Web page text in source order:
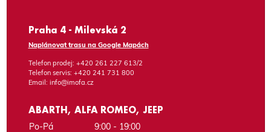
Praha 4 - Milevská 2
Naplánovat trasu na Google Mapách
Telefon prodej: +420 261 227 613/2
Telefon servis: +420 241 731 800
Email: info@imofa.cz
ABARTH, ALFA ROMEO, JEEP
Po-Pá
9:00 - 19:00